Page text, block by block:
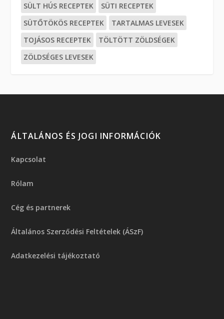
SÜLT HÚS RECEPTEK
SÜTI RECEPTEK
SÜTŐTÖKÖS RECEPTEK
TARTALMAS LEVESEK
TOJÁSOS RECEPTEK
TÖLTÖTT ZÖLDSÉGEK
ZÖLDSÉGES LEVESEK
ÁLTALÁNOS ÉS JOGI INFORMÁCIÓK
Kapcsolat
Rólam
Cég és partnerek
Általános Szerződési Feltételek (ÁSzF)
Adatkezelési tájékoztató